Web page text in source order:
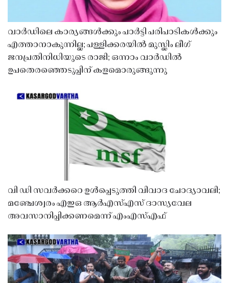
വാർഡിലെ കാര്യങ്ങൾക്കും പാർട്ടി പരിപാടികൾക്കും
എത്താനാകുന്നില്ല; പള്ളിക്കരയിൽ മുസ്ലിം ലീഗ്
ജനപ്രതിനിധിയുടെ രാജി; ഒന്നാം വാർഡിൽ
ഉപതെരഞ്ഞെടുപ്പിന് കളമൊരുങ്ങുന്നു
വി ഡി സവർക്കറെ ഉൾപ്പെടുത്തി വിവാദ ചോദ്യാവലി;
മഞ്ചേശ്വരം എഇഒ ആർഎസ്എസ് ദാസ്യവേല
അവസാനിപ്പിക്കണമെന്ന് എംഎസ്എഫ്